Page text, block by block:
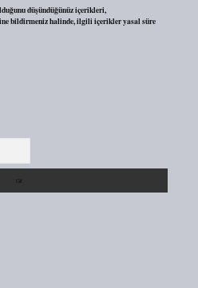
düşündüğünüz içerikleri,
bildirmeniz halinde, ilgili içerikler yasal süre